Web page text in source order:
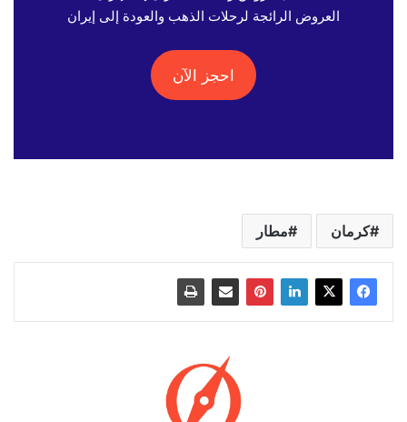
العروض الرائجة لرحلات الذهب والعودة إلى إيران
احجز الآن
كرمان مطار